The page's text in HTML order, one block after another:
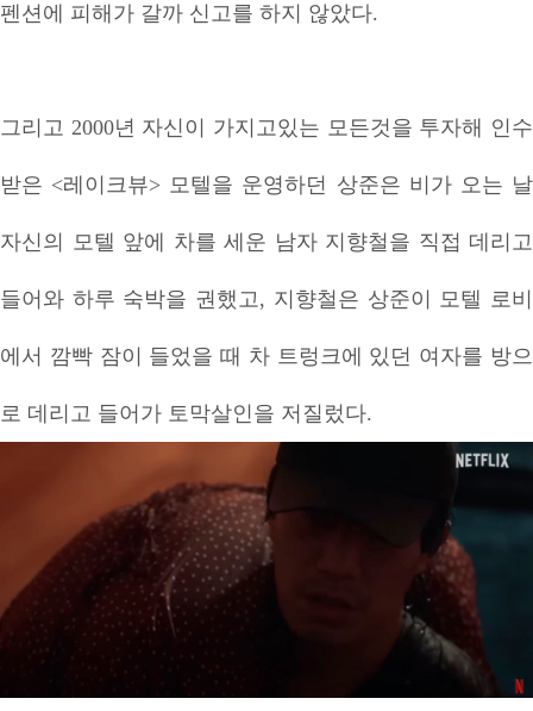
펜션에 피해가 갈까 신고를 하지 않았다.
그리고 2000년 자신이 가지고있는 모든것을 투자해 인수
받은 <레이크뷰> 모텔을 운영하던 상준은 비가 오는 날
자신의 모텔 앞에 차를 세운 남자 지향철을 직접 데리고
들어와 하루 숙박을 권했고, 지향철은 상준이 모텔 로비
에서 깜빡 잠이 들었을 때 차 트렁크에 있던 여자를 방으
로 데리고 들어가 토막살인을 저질렀다.